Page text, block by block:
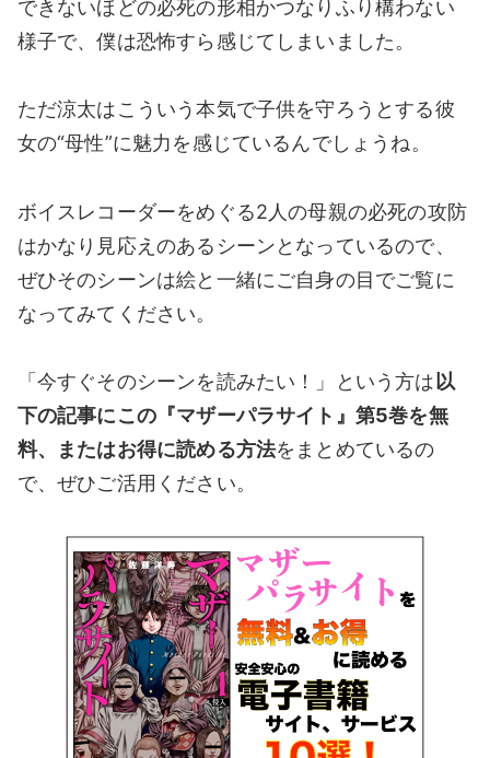
できないほどの必死の形相かつなりふり構わない
様子で、僕は恐怖すら感じてしまいました。
ただ涼太はこういう本気で子供を守ろうとする彼
女の“母性”に魅力を感じているんでしょうね。
ボイスレコーダーをめぐる2人の母親の必死の攻防
はかなり見応えのあるシーンとなっているので、
ぜひそのシーンは絵と一緒にご自身の目でご覧に
なってみてください。
「今すぐそのシーンを読みたい！」という方は 以
下の記事にこの『マザーパラサイト』第5巻を無
料、またはお得に読める方法をまとめているの
で、ぜひご活用ください。